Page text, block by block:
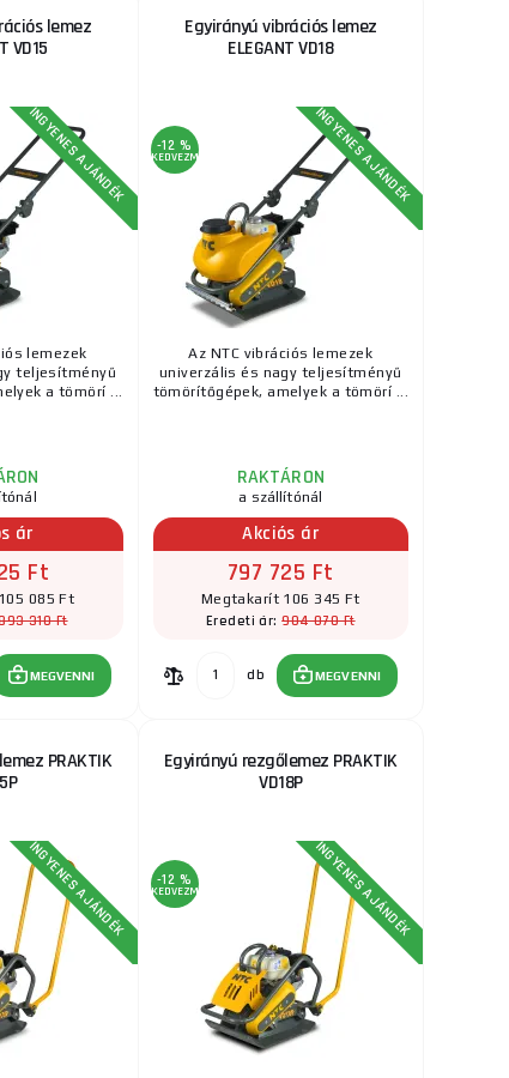
lemez
VD15
INGYENES AJÁNDÉK
lemezek
teljesítményű
a tömörí ...
ár
Ft
085 Ft
310 Ft
MEGVENNI
Egyirányú vibrációs lemez
ELEGANT VD18
-12 %
KEDVEZMÉNY INGYENES AJÁNDÉK
Az NTC vibrációs lemezek
univerzális és nagy teljesítményű
tömörítőgépek, amelyek a tömörí ...
RAKTÁRON
a szállítónál
Akciós ár
797 725 Ft
Megtakarít 106 345 Ft
Eredeti ár:904 070 Ft
db MEGVENNI
PRAKTIK
INGYENES AJÁNDÉK
Egyirányú rezgőlemez PRAKTIK
VD18P
-12 %
KEDVEZMÉNY INGYENES AJÁNDÉK